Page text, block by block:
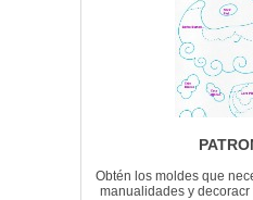
Obtén los moldes que
manualidades y decoracr